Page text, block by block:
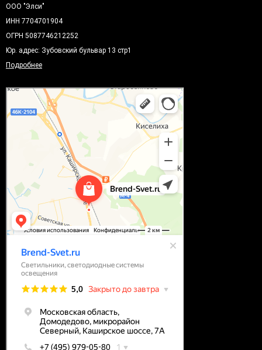
ООО "Элси"
ИНН 7704701904
ОГРН 5087746212252
Юр. адрес: Зубовский бульвар 13 стр1
Подробнее